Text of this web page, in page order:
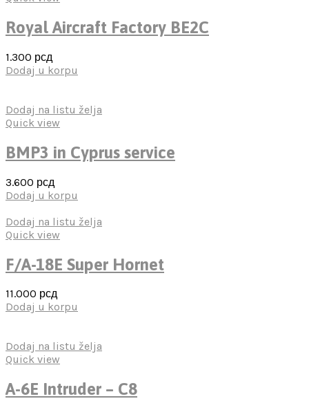
Royal Aircraft Factory BE2C
1.300 рсд
Dodaj u korpu
Dodaj na listu želja
Quick view
BMP3 in Cyprus service
3.600 рсд
Dodaj u korpu
Dodaj na listu želja
Quick view
F/A-18E Super Hornet
11.000 рсд
Dodaj u korpu
Dodaj na listu želja
Quick view
A-6E Intruder – C8